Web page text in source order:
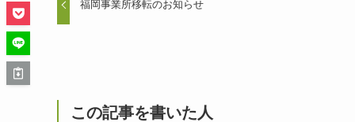
福岡事業所移転のお知らせ
この記事を書いた人